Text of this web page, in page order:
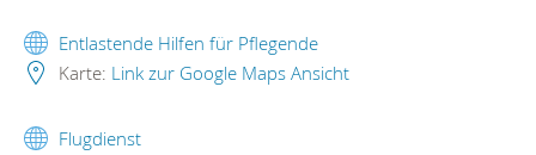
Entlastende Hilfen für Pflegende
Karte: Link zur Google Maps Ansicht
Flugdienst